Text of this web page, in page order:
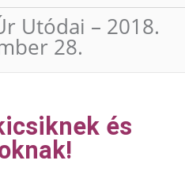
Utódai – 2018.
28.
és